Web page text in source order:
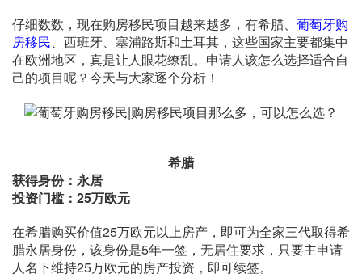
仔细数数，现在购房移民项目越来越多，有希腊、 葡萄牙购
房移民、西班牙、塞浦路斯和土耳其，这些国家主要都集中
在欧洲地区，真是让人眼花缭乱。申请人该怎么选择适合自
己的项目呢？今天与大家逐个分析！
希腊
获得身份：永居
投资门槛：25万欧元
在希腊购买价值25万欧元以上房产，即可为全家三代取得希
腊永居身份，该身份是5年一签，无居住要求，只要主申请
人名下维持25万欧元的房产投资，即可续签。